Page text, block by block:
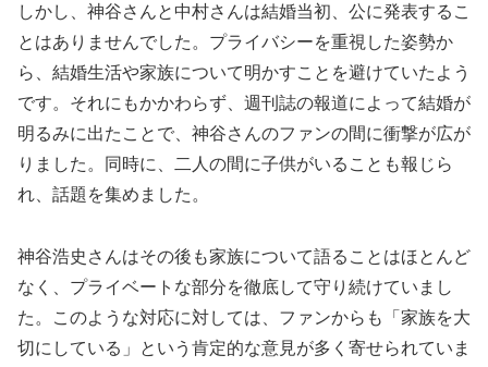
しかし、神谷さんと中村さんは結婚当初、公に発表するこ
とはありませんでした。プライバシーを重視した姿勢か
ら、結婚生活や家族について明かすことを避けていたよう
です。それにもかかわらず、週刊誌の報道によって結婚が
明るみに出たことで、神谷さんのファンの間に衝撃が広が
りました。同時に、二人の間に子供がいることも報じら
れ、話題を集めました。
神谷浩史さんはその後も家族について語ることはほとんど
なく、プライベートな部分を徹底して守り続けていまし
た。このような対応に対しては、ファンからも「家族を大
切にしている」という肯定的な意見が多く寄せられていま